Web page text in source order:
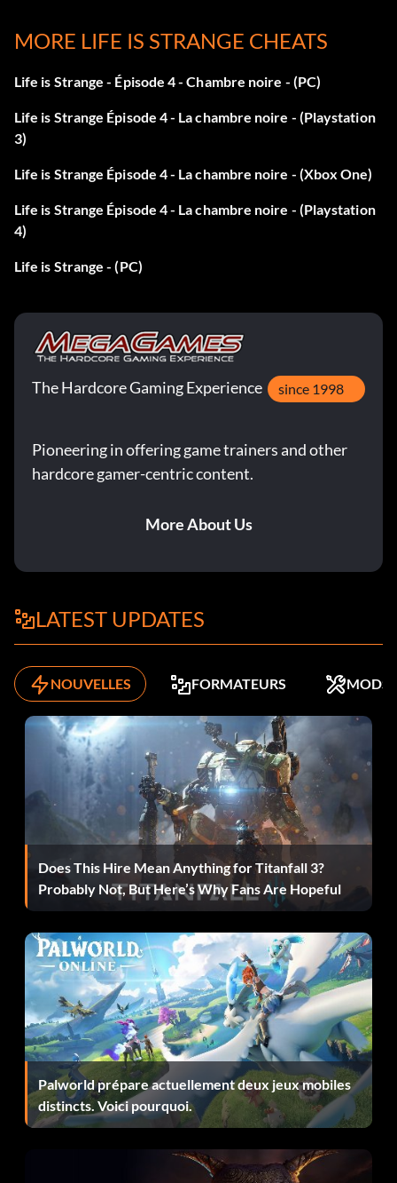
Tripod Take optional photo #10 in Episode 4 | Dark Room
MORE LIFE IS STRANGE CHEATS
Life is Strange - Épisode 4 - Chambre noire - (PC)
Life is Strange Épisode 4 - La chambre noire - (Playstation
3)
Life is Strange Épisode 4 - La chambre noire - (Xbox One)
Life is Strange Épisode 4 - La chambre noire - (Playstation
4)
Life is Strange - (PC)
The Hardcore Gaming Experience since 1998
Pioneering in offering game trainers and other
hardcore gamer-centric content.
More About Us
LATEST UPDATES
NOUVELLES FORMATEURS MODS
Does This Hire Mean Anything for Titanfall 3?
Probably Not, But Here’s Why Fans Are Hopeful
Palworld prépare actuellement deux jeux mobiles
distincts. Voici pourquoi.